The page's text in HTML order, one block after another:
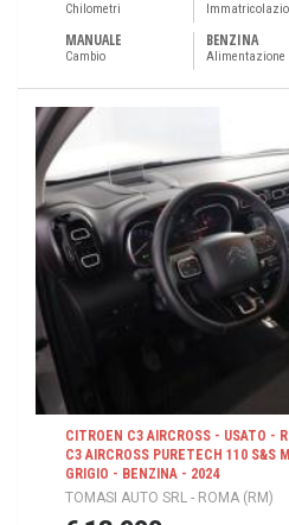
Chilometri
MANUALE
Cambio
BENZINA
Alimentazione
CITROEN C3 AIRCROSS - USATO -
C3 AIRCROSS PURETECH 110 S&S
GRIGIO - BENZINA - 2024
TOMASI AUTO SRL - ROMA (RM)